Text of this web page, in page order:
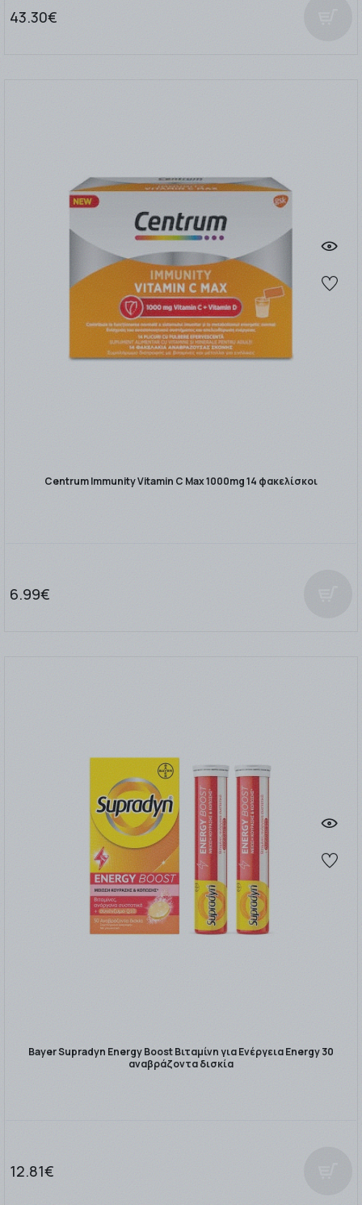
43.30€
Centrum Immunity Vitamin C Max 1000mg 14 φακελίσκοι
6.99€
Bayer Supradyn Energy Boost Βιταμίνη για Ενέργεια Energy 30
αναβράζοντα δισκία
12.81€